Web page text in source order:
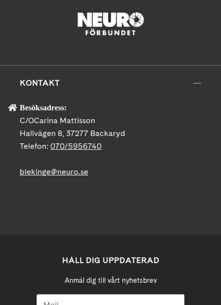
KONTAKT
Besöksadress:
C/OCarina Mattisson
Hallvägen 8, 37277 Backaryd
Telefon: 070/5956740
blekinge@neuro.se
HÅLL DIG UPPDATERAD
Anmäl dig till vårt nyhetsbrev